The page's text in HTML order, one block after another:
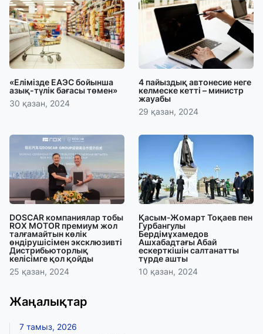
«Елімізде ЕАЭС бойынша
азық-түлік бағасы төмен»
30 қазан, 2024
4 пайыздық автонесие неге
келмеске кетті – министр
жауабы
29 қазан, 2024
DOSCAR компаниялар тобы
ROX MOTOR премиум жол
талғамайтын көлік
өндірушісімен эксклюзивті
Дистрибьюторлық
келісімге қол қойды
25 қазан, 2024
Қасым-Жомарт Тоқаев пен
Гурбангулы
Бердімұхамедов
Ашхабадтағы Абай
ескерткішін салтанатты
түрде ашты
10 қазан, 2024
Жаңалықтар
7 тамыз, 2026